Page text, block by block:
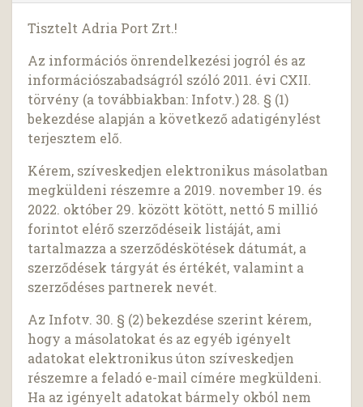
Tisztelt Adria Port Zrt.!
Az információs önrendelkezési jogról és az
információszabadságról szóló 2011. évi CXII.
törvény (a továbbiakban: Infotv.) 28. § (1)
bekezdése alapján a következő adatigénylést
terjesztem elő.
Kérem, szíveskedjen elektronikus másolatban
megküldeni részemre a 2019. november 19. és
2022. október 29. között kötött, nettó 5 millió
forintot elérő szerződéseik listáját, ami
tartalmazza a szerződéskötések dátumát, a
szerződések tárgyát és értékét, valamint a
szerződéses partnerek nevét.
Az Infotv. 30. § (2) bekezdése szerint kérem,
hogy a másolatokat és az egyéb igényelt
adatokat elektronikus úton szíveskedjen
részemre a feladó e-mail címére megküldeni.
Ha az igényelt adatokat bármely okból nem